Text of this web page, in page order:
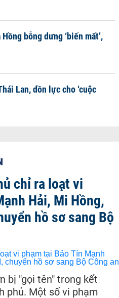
bỗng dưng ‘biến mất’,
Lan, dồn lực cho ‘cuộc
chỉ ra loạt vi
Hải, Mi Hồng,
hồ sơ sang Bộ
bị "gọi tên" trong kết
phủ. Một số vi phạm